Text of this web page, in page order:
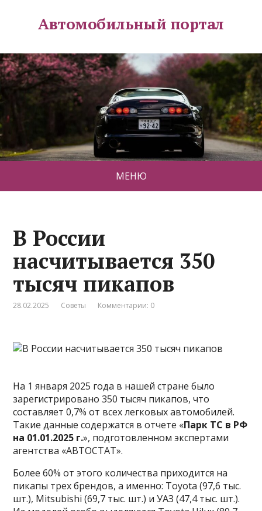
Автомобильный портал
МЕНЮ
В России
насчитывается 350
тысяч пикапов
28.02.2025 Советы Комментарии: 0
На 1 января 2025 года в нашей стране было
зарегистрировано 350 тысяч пикапов, что
составляет 0,7% от всех легковых автомобилей.
Такие данные содержатся в отчете «Парк ТС в РФ
на 01.01.2025 г.», подготовленном экспертами
агентства «АВТОСТАТ».
Более 60% от этого количества приходится на
пикапы трех брендов, а именно: Toyota (97,6 тыс.
шт.), Mitsubishi (69,7 тыс. шт.) и УАЗ (47,4 тыс. шт.).